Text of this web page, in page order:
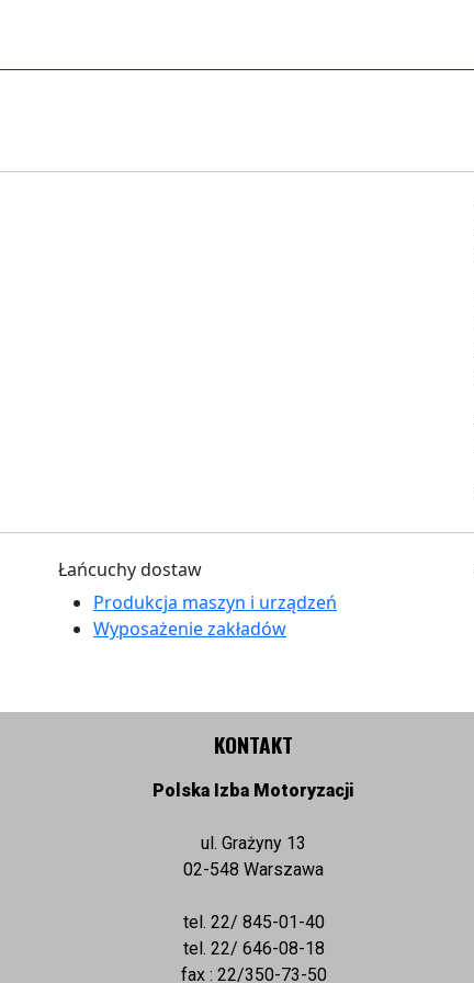
Łańcuchy dostaw
Produkcja maszyn i urządzeń
Wyposażenie zakładów
KONTAKT
Polska Izba Motoryzacji
ul. Grażyny 13
02-548 Warszawa
tel. 22/ 845-01-40
tel. 22/ 646-08-18
fax : 22/350-73-50